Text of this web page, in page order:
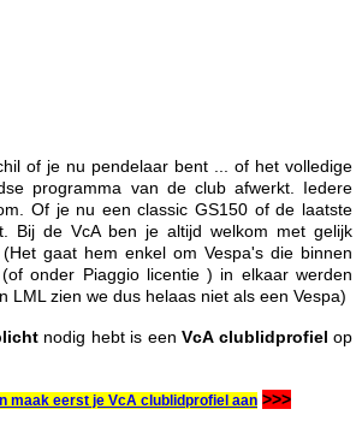
of je nu pendelaar bent ... of het volledige
programma van de club afwerkt. Iedere
Of je nu een classic GS150 of de laatste
Bij de VcA ben je altijd welkom met gelijk
(Het gaat hem enkel om Vespa's die binnen
onder Piaggio licentie ) in elkaar werden
LML zien we dus helaas niet als een Vespa)
nodig hebt is eenVcA clublidprofielop
maak eerst je VcA clublidprofiel aan >>>